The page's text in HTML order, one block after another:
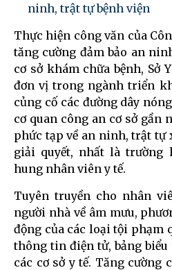
ninh, trật tự bệnh viện
Thực hiện công văn của
tăng cường đảm bảo an
cơ sở khám chữa bệnh, Sở
đơn vị trong ngành triển
củng cố các đường dây
cơ quan công an cơ sở
phức tạp về an ninh, trật tự
giải quyết, nhất là trường
hung nhân viên y tế.
Tuyên truyền cho nhân
người nhà về âm mưu,
động của các loại tội phạm
thông tin điện tử, bảng
các cơ sở y tế. Tăng cường